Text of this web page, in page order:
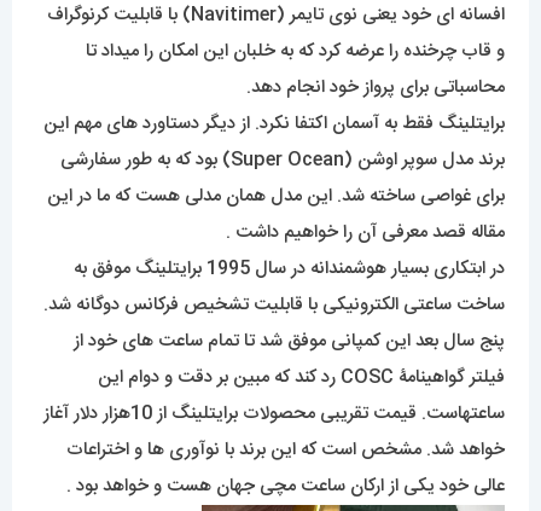
افسانه ای خود یعنی نوی تایمر (Navitimer) با قابلیت کرنوگراف
و قاب چرخنده را عرضه کرد که به خلبان این امکان را میداد تا
محاسباتی برای پرواز خود انجام دهد.
برایتلینگ فقط به آسمان اکتفا نکرد. از دیگر دستاورد های مهم این
برند مدل سوپر اوشن (Super Ocean) بود که به طور سفارشی
برای غواصی ساخته شد. این مدل همان مدلی هست که ما در این
مقاله قصد معرفی آن را خواهیم داشت .
در ابتکاری بسیار هوشمندانه در سال 1995 برایتلینگ موفق به
ساخت ساعتی الکترونیکی با قابلیت تشخیص فرکانس دوگانه شد.
پنج سال بعد این کمپانی موفق شد تا تمام ساعت های خود از
فیلتر گواهینامۀ COSC رد کند که مبین بر دقت و دوام این
ساعتهاست. قیمت تقریبی محصولات برایتلینگ از 10هزار دلار آغاز
خواهد شد. مشخص است که این برند با نوآوری ها و اختراعات
عالی خود یکی از ارکان ساعت مچی جهان هست و خواهد بود .